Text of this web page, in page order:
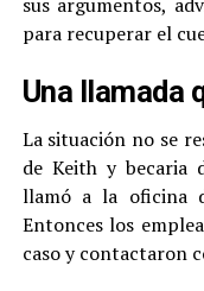
para recuperar el
Una llamada
La situación no se
de Keith y becaria
llamó a la oficina
Entonces los
caso y contactaron